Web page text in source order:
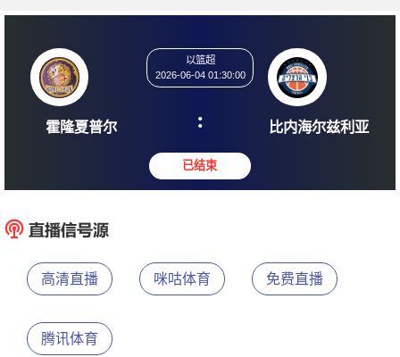
霍隆夏普尔
2026-06-04 01:30:00
: 比内海
高清直播 咪咕体育 免费直播
腾讯体育